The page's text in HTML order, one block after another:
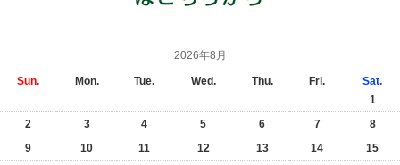
2026年8月
Sun. Mon. Tue. Wed. Thu. Fri.
Sat.
1
2
3 4 5 6 7
8
9
10 11 12 13 14
15